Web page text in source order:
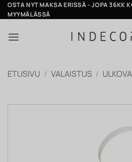
Skip
to
OSTA NYT MAKSA ERISSÄ - JOPA 36KK
MYYMÄLÄSSÄ
ETUSIVU / VALAISTUS /